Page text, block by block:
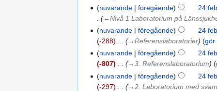
nuvarande
föregående
24
→‎Nivå 1 Laboratorium på
nuvarande
föregående
24
-288
→‎Referenslaboratorier
gör
nuvarande
föregående
24
-807
→‎3. Referenslaboratorium
nuvarande
föregående
24
-297
→‎2. Laboratorium med